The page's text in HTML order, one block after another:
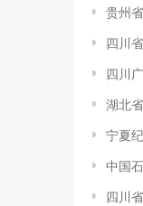
贵州
四川省
四川广
湖北省
宁夏纪
中国石油
四川